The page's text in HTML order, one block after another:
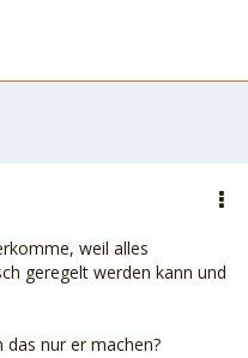
weil alles
geregelt werden kann und
das nur er machen?